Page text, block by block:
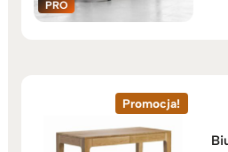
Promocja!